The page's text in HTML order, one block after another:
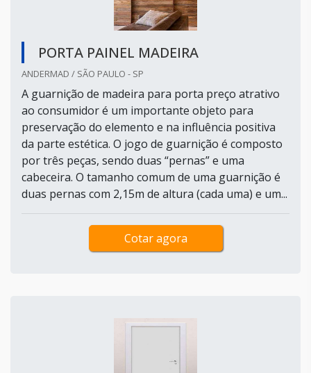
PORTA PAINEL MADEIRA
ANDERMAD / SÃO PAULO - SP
A guarnição de madeira para porta preço atrativo
ao consumidor é um importante objeto para
preservação do elemento e na influência positiva
da parte estética. O jogo de guarnição é composto
por três peças, sendo duas “pernas” e uma
cabeceira. O tamanho comum de uma guarnição é
duas pernas com 2,15m de altura (cada uma) e um...
Cotar agora